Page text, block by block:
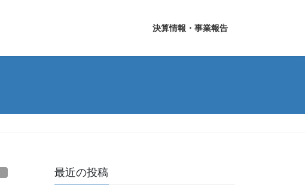
決算情報・事業報告
最近の投稿